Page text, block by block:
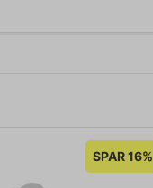
SPAR 16%